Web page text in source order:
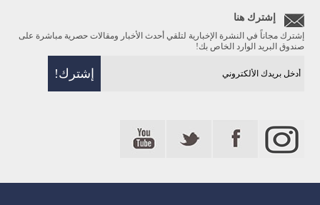
إشترك هنا
إشترك مجاناً في النشرة الإخبارية لتلقي أحدث الأخبار ومقالات حصرية مباشرة على
صندوق البريد الوارد الخاص بك!